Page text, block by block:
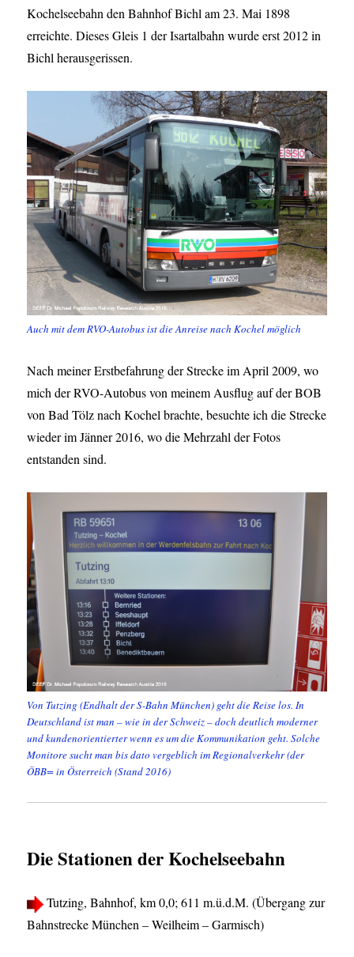
Kochelseebahn den Bahnhof Bichl am 23. Mai 1898
erreichte. Dieses Gleis 1 der Isartalbahn wurde erst 2012 in
Bichl herausgerissen.
Auch mit dem RVO-Autobus ist die Anreise nach Kochel möglich
Nach meiner Erstbefahrung der Strecke im April 2009, wo
mich der RVO-Autobus von meinem Ausflug auf der BOB
von Bad Tölz nach Kochel brachte, besuchte ich die Strecke
wieder im Jänner 2016, wo die Mehrzahl der Fotos
entstanden sind.
Von Tutzing (Endhalt der S-Bahn München) geht die Reise los. In
Deutschland ist man – wie in der Schweiz – doch deutlich moderner
und kundenorientierter wenn es um die Kommunikation geht. Solche
Monitore sucht man bis dato vergeblich im Regionalverkehr (der
ÖBB= in Österreich (Stand 2016)
Die Stationen der Kochelseebahn
Tutzing, Bahnhof, km 0,0; 611 m.ü.d.M. (Übergang zur
Bahnstrecke München – Weilheim – Garmisch)